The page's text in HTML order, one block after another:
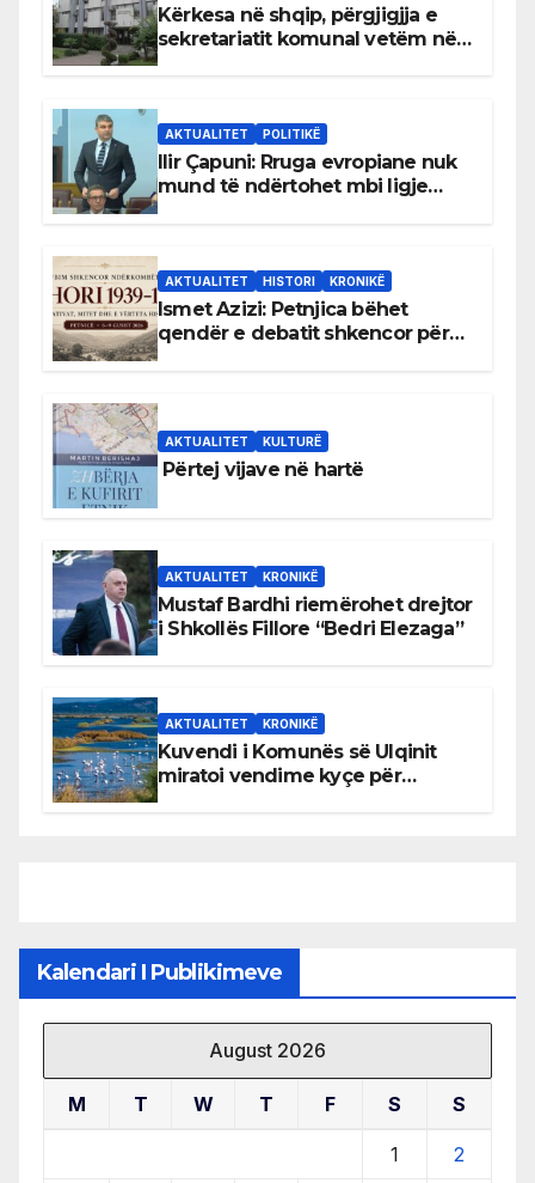
Kërkesa në shqip, përgjigjja e
sekretariatit komunal vetëm në
AKTUALITET POLITIKË
Ilir Çapuni: Rruga evropiane nuk
mund të ndërtohet mbi ligje
AKTUALITET HISTORI KRONIKË
Ismet Azizi: Petnjica bëhet
qendër e debatit shkencor për
AKTUALITET KULTURË
Përtej vijave në hartë
AKTUALITET KRONIKË
Mustaf Bardhi riemërohet drejtor
i Shkollës Fillore “Bedri Elezaga”
AKTUALITET KRONIKË
Kuvendi i Komunës së Ulqinit
miratoi vendime kyçe për
Kalendari I Publikimeve
August 2026
M T W T F S S
1 2